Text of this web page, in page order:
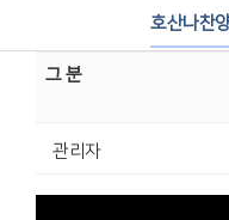
호산나찬
그 분
관리자